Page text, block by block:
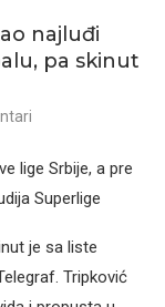
najluđi
pa skinut
lige Srbije, a pre
Superlige
je sa liste
Tripković